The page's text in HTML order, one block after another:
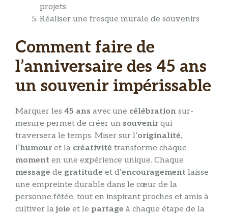
projets
Réaliser une fresque murale de souvenirs
Comment faire de
l’anniversaire des 45 ans
un souvenir impérissable
Marquer les 45 ans avec une célébration sur-
mesure permet de créer un souvenirqui
traversera le temps. Miser sur l’originalité,
l’humouret la créativité transforme chaque
moment en une expérience unique. Chaque
message de gratitude et d’encouragement laisse
une empreinte durable dans le cœur de la
personne fêtée, tout en inspirant proches et amis à
cultiver la joie et le partage à chaque étape de la